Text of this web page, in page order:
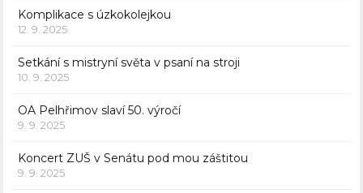
Komplikace s úzkokolejkou
12. 9. 2025
Setkání s mistryní světa v psaní na stroji
10. 9. 2025
OA Pelhřimov slaví 50. výročí
9. 9. 2025
Koncert ZUŠ v Senátu pod mou záštitou
9. 9. 2025